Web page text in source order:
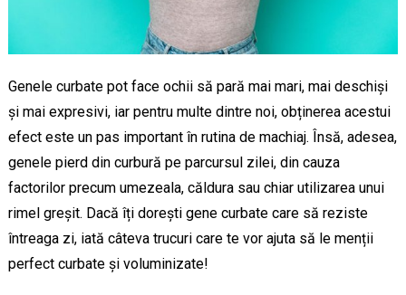
Genele curbate pot face ochii să pară mai mari, mai deschiși
și mai expresivi, iar pentru multe dintre noi, obținerea acestui
efect este un pas important în rutina de machiaj. Însă, adesea,
genele pierd din curbură pe parcursul zilei, din cauza
factorilor precum umezeala, căldura sau chiar utilizarea unui
rimel greșit. Dacă îți dorești gene curbate care să reziste
întreaga zi, iată câteva trucuri care te vor ajuta să le menții
perfect curbate și voluminizate!